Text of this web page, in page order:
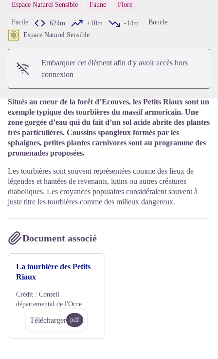
Voir l'image en plein écran
Espace Naturel Sensible Faune Flore
Facile 624m +10m -14m
Boucle
Espace Naturel Sensible
Embarquer cet élément afin d'y avoir accès hors
connexion
Situés au coeur de la forêt d’Ecouves, les Petits Riaux sont un
exemple typique des tourbières du massif armoricain. Une
zone gorgée d’eau qui du fait d’un sol acide abrite des plantes
très particulières. Coussins spongieux formés par les
sphaignes, petites plantes carnivores sont au programme des
promenades proposées.
Les tourbières sont souvent représentées comme des lieux de
légendes et hantées de revenants, lutins ou autres créatures
diaboliques. Les croyances populaires considéraient souvent à
juste titre les tourbières comme des milieux dangereux.
Document associé
La tourbière des Petits
Riaux
Crédit : Conseil
départemental de l'Orne
Télécharger pdf